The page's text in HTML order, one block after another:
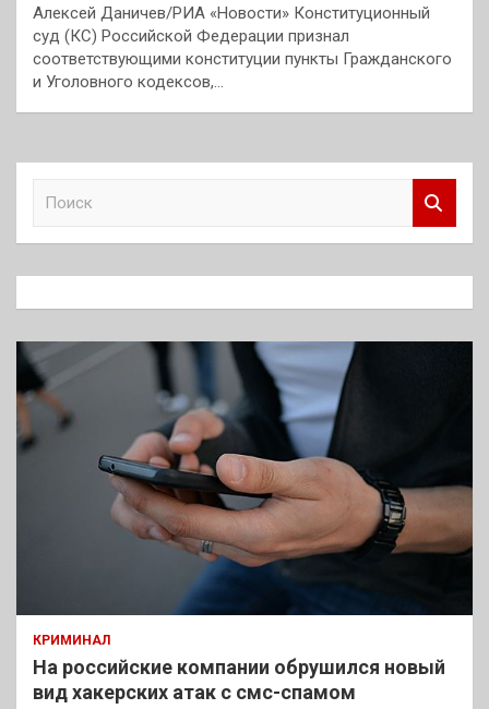
Алексей Даничев/РИА «Новости» Конституционный
суд (КС) Российской Федерации признал
соответствующими конституции пункты Гражданского
и Уголовного кодексов,…
к
КРИМИНАЛ
На российские компании обрушился новый
вид хакерских атак с смс-спамом